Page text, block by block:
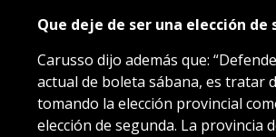
Que deje de ser una elección de
Carusso dijo además que:
actual de boleta sábana, es tratar
tomando la elección provincial
elección de segunda. La provincia